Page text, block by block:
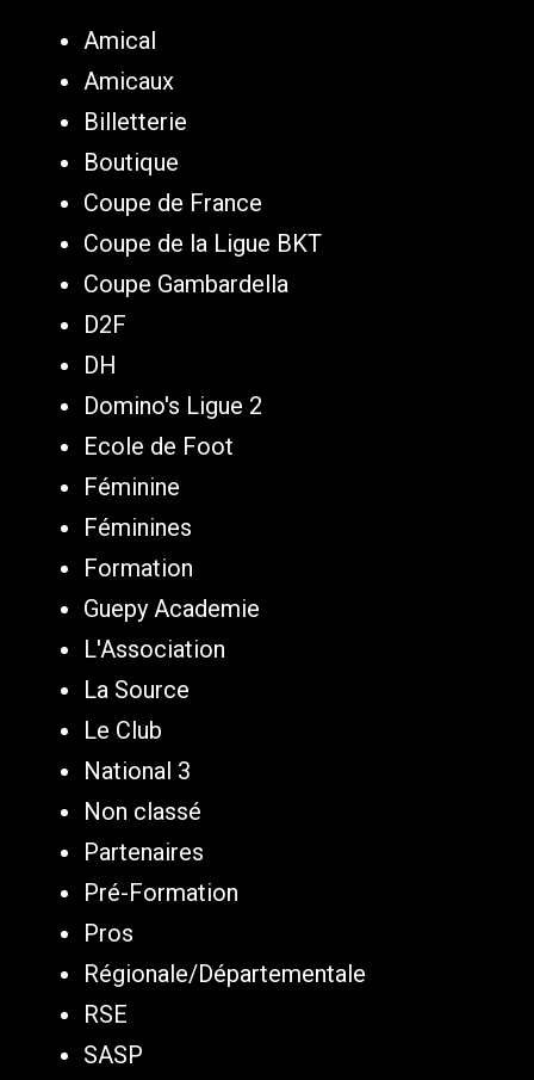
Amical
Amicaux
Billetterie
Boutique
Coupe de France
Coupe de la Ligue BKT
Coupe Gambardella
D2F
DH
Domino's Ligue 2
Ecole de Foot
Féminine
Féminines
Formation
Guepy Academie
L'Association
La Source
Le Club
National 3
Non classé
Partenaires
Pré-Formation
Pros
Régionale/Départementale
RSE
SASP